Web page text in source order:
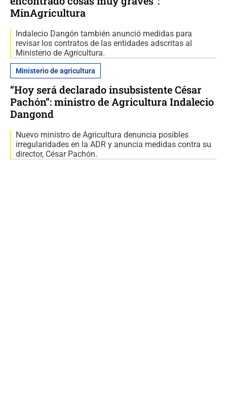
MinAgricultura
Indalecio Dangón también anunció medidas para
revisar los contratos de las entidades adscritas al
Ministerio de Agricultura.
Ministerio de agricultura
“Hoy será declarado insubsistente César
Pachón”: ministro de Agricultura Indalecio
Dangond
Nuevo ministro de Agricultura denuncia posibles
irregularidades en la ADR y anuncia medidas contra su
director, César Pachón.